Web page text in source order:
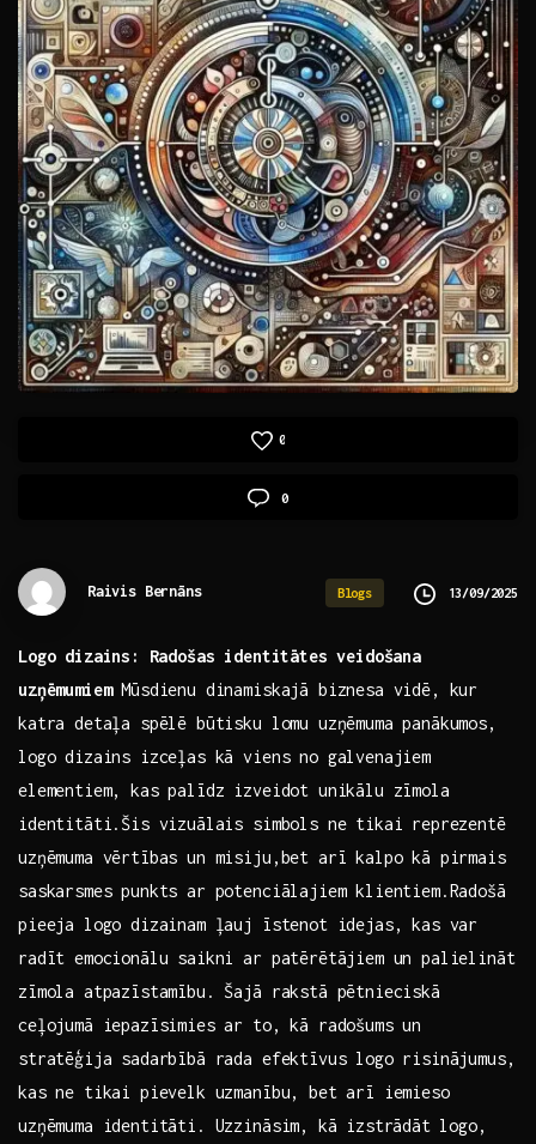
0
0
Raivis Bernāns Blogs 13/09/2025
Logo dizains: ⁤Radošas identitātes veidošana
uzņēmumiemMūsdienu dinamiskajā biznesa vidē, kur
katra ‌detaļa spēlē​ būtisku lomu uzņēmuma panākumos,
logo dizains ‌izceļas kā viens ​no galvenajiem
elementiem, kas palīdz ‌izveidot unikālu zīmola
identitāti.Šis ‍vizuālais simbols ne tikai reprezentē
uzņēmuma vērtības un misiju,bet arī kalpo kā pirmais
saskarsmes punkts ar potenciālajiem klientiem.Radošā
pieeja logo dizainam​ ļauj īstenot idejas, kas var ​
radīt emocionālu saikni ar patērētājiem un palielināt
zīmola atpazīstamību.‍ Šajā rakstā pētnieciskā
ceļojumā iepazīsimies ar ‍to, kā radošums ‌un
stratēģija sadarbībā rada ‌efektīvus logo risinājumus,
kas ne tikai pievelk‍ uzmanību, bet arī iemieso
uzņēmuma identitāti. Uzzināsim, kā ⁣izstrādāt ⁤logo,